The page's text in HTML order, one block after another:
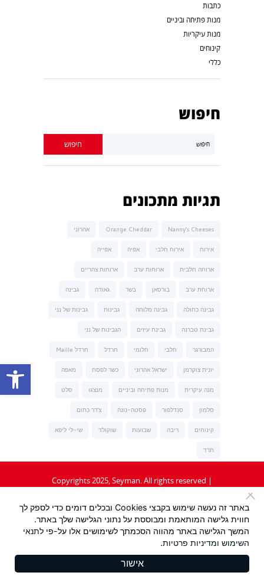
פתח סרגל נגישות
כתבות
מנות פתיחה וביניים
מנות עיקריות
קינוחים
כללי
חיפוש
תגיות מתכונים
Nanny’s Cheeses
Orange Cheddar אהרוני
אירוח אירוח חלבי אפיה אפייה
ארוחה חלבית ארוחות ערב ארוחות צהריים
ארוחת ערב בורסאן בשר גאודה גבינה
גבינה כחולה גבינה מלוחה גבינות גבינות של נני
גבינת טברנה גבינת עיזים הגבינות של נני
המבורגר חלבי חלומי חרדל חרדל Maille
יונית צוקרמן ישראל אהרוני כשר לפסח מאפה
מנה עיקרית מנות פתיחה וביניים מנצ'גו סלט
סלמון סנדלפור פסטה-נונה צ'דר כתום
קינוחים ריבה שבועות שוקולד שי-לי ליפא
תרד
Copyrights 2025, Seyman. All rights reserved |
מדיניות פרטיות
Design: / Tzeela Levin Peled |
באתר זה נעשה שימוש בקבצי Cookies ובכלים דומים כדי לספק לך
חווית גלישה המותאמת ומבוססת על נתוני הגלישה שלך באתר.
המשך הגלישה באתר מהווה הסכמתך לשימושים אלו על-פי לתנאי
השימוש ומדיניות פרטיות.
אישור